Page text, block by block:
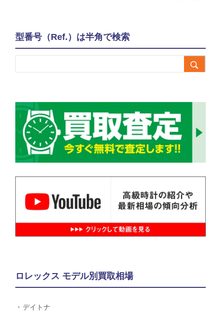
型番号（Ref.）は半角で検索

ロレックス モデル別買取相場
デイトナ